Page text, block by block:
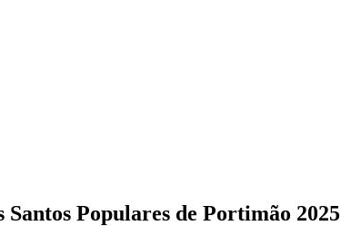
Santos Populares de Portimão 2025